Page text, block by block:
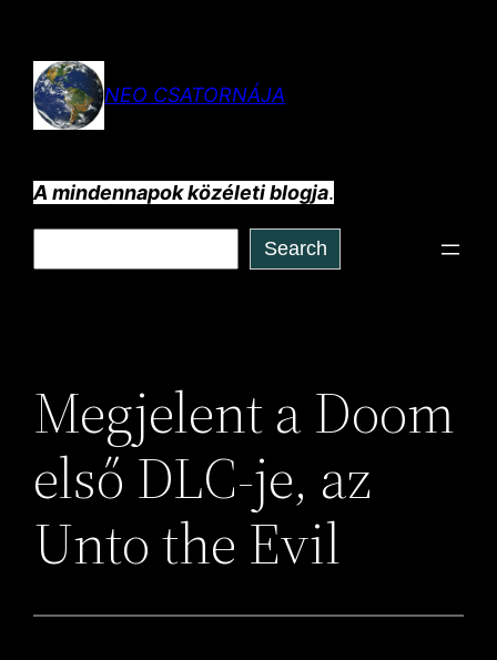
tartalomhozNEO CSATORNÁJA
A mindennapok közéleti blogja.
Search
Megjelent a Doom
első DLC-je, az
Unto the Evil